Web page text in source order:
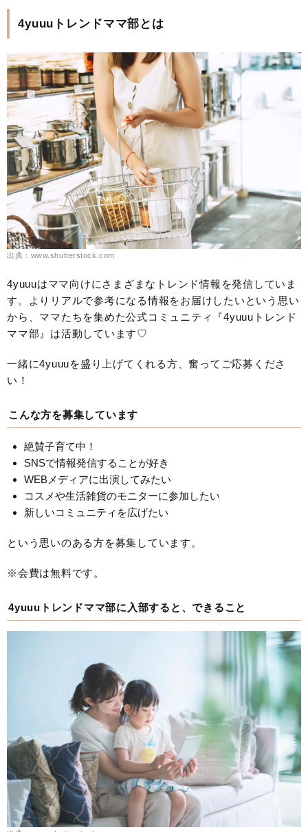
4yuuuトレンドママ部とは
出典：www.shutterstock.com
4yuuuはママ向けにさまざまなトレンド情報を発信していま
す。よりリアルで参考になる情報をお届けしたいという思い
から、ママたちを集めた公式コミュニティ『4yuuuトレンド
ママ部』は活動しています♡
一緒に4yuuuを盛り上げてくれる方、奮ってご応募くださ
い！
こんな方を募集しています
絶賛子育て中！
SNSで情報発信することが好き
WEBメディアに出演してみたい
コスメや生活雑貨のモニターに参加したい
新しいコミュニティを広げたい
という思いのある方を募集しています。
※会費は無料です。
4yuuuトレンドママ部に入部すると、できること